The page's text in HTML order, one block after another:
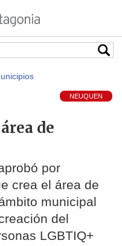
NEUQUEN
de
por
crea el área de
municipal
del
LGBTIQ+